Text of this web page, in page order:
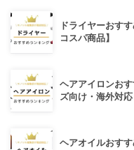
ドライヤーおす
コスパ商品】
ヘアアイロンお
ズ向け・海外対応
ヘアオイルおす